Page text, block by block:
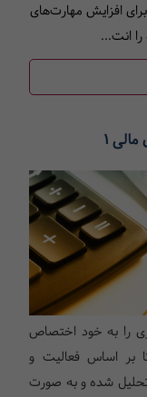
افزایش مهارت‌های
انت...
1
را به خود اختصاص
بر اساس فعالیت و
تحلیل شده و به صورت